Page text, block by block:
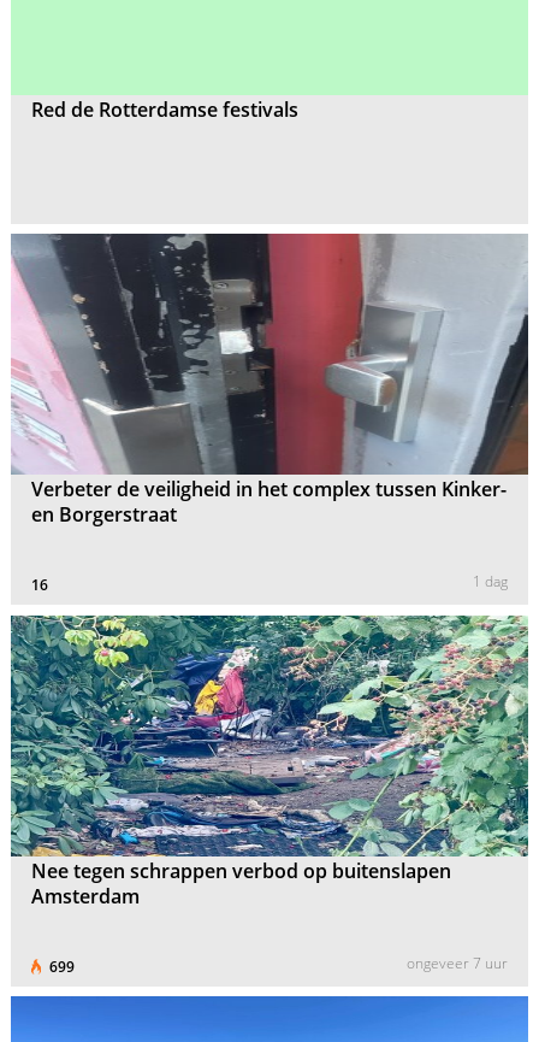
Red de Rotterdamse festivals
Verbeter de veiligheid in het complex tussen Kinker-
en Borgerstraat
16 1 dag
Nee tegen schrappen verbod op buitenslapen
Amsterdam
699 ongeveer 7 uur